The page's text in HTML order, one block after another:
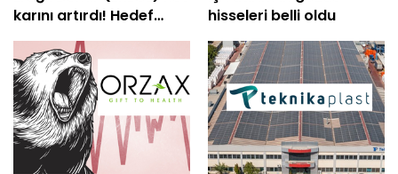
karını artırdı! Hedef
fiyatlar peş peşe geldi
hisseleri belli oldu